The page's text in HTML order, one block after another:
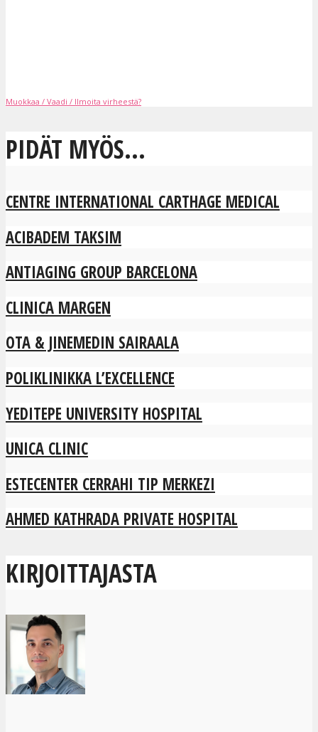
Muokkaa / Vaadi / Ilmoita virheestä?
PIDÄT MYÖS...
CENTRE INTERNATIONAL CARTHAGE MEDICAL
ACIBADEM TAKSIM
ANTIAGING GROUP BARCELONA
CLINICA MARGEN
OTA & JINEMEDIN SAIRAALA
POLIKLINIKKA L’EXCELLENCE
YEDITEPE UNIVERSITY HOSPITAL
UNICA CLINIC
ESTECENTER CERRAHI TIP MERKEZI
AHMED KATHRADA PRIVATE HOSPITAL
KIRJOITTAJASTA